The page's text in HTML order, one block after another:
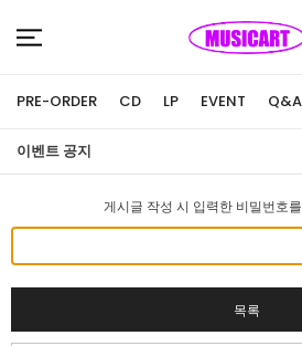
PRE-ORDER CD LP EVENT Q&A
이벤트 공지
게시글 작성 시 입력한 비밀번호
목록